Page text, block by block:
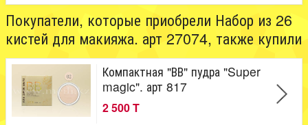
Покупатели, которые приобрели Набор из 26
кистей для макияжа. арт 27074, также купили
Компактная "ВВ" пудра "Super
magic". арт 817
2 500 T